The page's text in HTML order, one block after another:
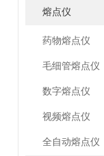
熔点仪
药物熔点仪
毛细管熔点仪
数字熔点仪
视频熔点仪
全自动熔点仪